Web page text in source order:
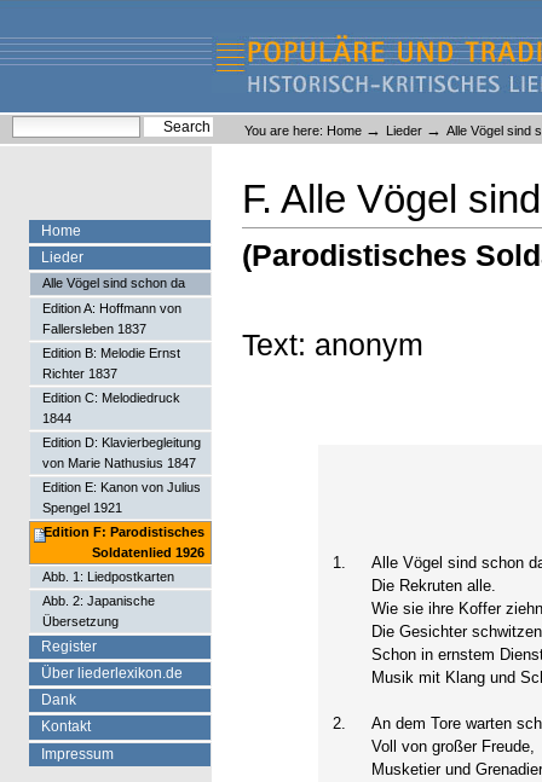
content.
navigation
Liederlexikon
Personal
tools
You are here: Home → Lieder → Alle Vögel sind
F. Alle Vögel
(Parodistisches
Text: anonym
1.
Alle Vögel sind schon
Die Rekruten alle.
Wie sie ihre Koffer
Die Gesichter
Schon in ernstem
Musik mit Klang und
2.
An dem Tore warten
Voll von großer Freude,
Musketier und
Home
Lieder
Alle Vögel sind schon da
Edition A: Hoffmann von
Fallersleben 1837
Edition B: Melodie Ernst
Richter 1837
Edition C: Melodiedruck
1844
Edition D: Klavierbegleitung
von Marie Nathusius 1847
Edition E: Kanon von Julius
Spengel 1921
Edition F: Parodistisches
Soldatenlied 1926
Abb. 1: Liedpostkarten
Abb. 2: Japanische
Übersetzung
Register
Über liederlexikon.de
Dank
Kontakt
Impressum